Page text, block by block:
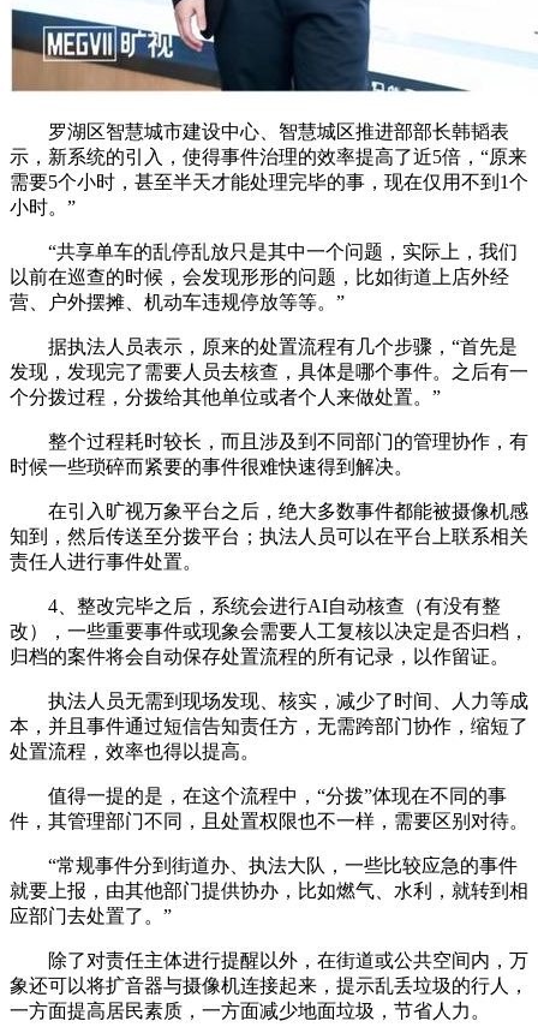
罗湖区智慧城市建设中心、智慧城区推进部部长韩韬表
示，新系统的引入，使得事件治理的效率提高了近5倍，“原来
需要5个小时，甚至半天才能处理完毕的事，现在仅用不到1个
小时。”
“共享单车的乱停乱放只是其中一个问题，实际上，我们
以前在巡查的时候，会发现形形的问题，比如街道上店外经
营、户外摆摊、机动车违规停放等等。”
据执法人员表示，原来的处置流程有几个步骤，“首先是
发现，发现完了需要人员去核查，具体是哪个事件。之后有一
个分拨过程，分拨给其他单位或者个人来做处置。”
整个过程耗时较长，而且涉及到不同部门的管理协作，有
时候一些琐碎而紧要的事件很难快速得到解决。
在引入旷视万象平台之后，绝大多数事件都能被摄像机感
知到，然后传送至分拨平台；执法人员可以在平台上联系相关
责任人进行事件处置。
4、整改完毕之后，系统会进行AI自动核查（有没有整
改），一些重要事件或现象会需要人工复核以决定是否归档，
归档的案件将会自动保存处置流程的所有记录，以作留证。
执法人员无需到现场发现、核实，减少了时间、人力等成
本，并且事件通过短信告知责任方，无需跨部门协作，缩短了
处置流程，效率也得以提高。
值得一提的是，在这个流程中，“分拨”体现在不同的事
件，其管理部门不同，且处置权限也不一样，需要区别对待。
“常规事件分到街道办、执法大队，一些比较应急的事件
就要上报，由其他部门提供协办，比如燃气、水利，就转到相
应部门去处置了。”
除了对责任主体进行提醒以外，在街道或公共空间内，万
象还可以将扩音器与摄像机连接起来，提示乱丢垃圾的行人，
一方面提高居民素质，一方面减少地面垃圾，节省人力。